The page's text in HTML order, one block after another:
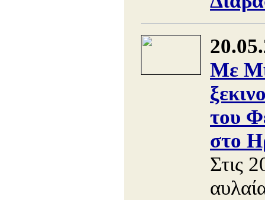
Με
του
στο
Στις